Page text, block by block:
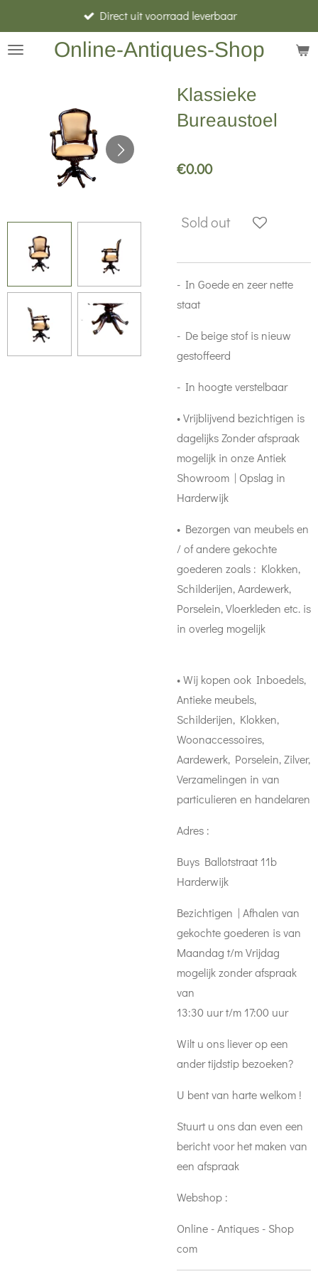
to
main
Online-Antiques-Shop
Direct uit voorraad leverbaar
Klassieke
Bureaustoel
€0.00
Sold out
- In Goede en zeer nette
staat
- De beige stof is nieuw
gestoffeerd
- In hoogte verstelbaar
• Vrijblijvend bezichtigen is
dagelijks Zonder afspraak
mogelijk in onze Antiek
Showroom | Opslag in
Harderwijk
• Bezorgen van meubels en
/ of andere gekochte
goederen zoals : Klokken,
Schilderijen, Aardewerk,
Porselein, Vloerkleden etc. is
in overleg mogelijk
• Wij kopen ook Inboedels,
Antieke meubels,
Schilderijen, Klokken,
Woonaccessoires,
Aardewerk, Porselein, Zilver,
Verzamelingen in van
particulieren en handelaren
Adres :
Buys Ballotstraat 11b
Harderwijk
Bezichtigen | Afhalen van
gekochte goederen is van
Maandag t/m Vrijdag
mogelijk zonder afspraak
van
13:30 uur t/m 17:00 uur
Wilt u ons liever op een
ander tijdstip bezoeken?
U bent van harte welkom !
Stuurt u ons dan even een
bericht voor het maken van
een afspraak
Webshop :
Online - Antiques - Shop
com